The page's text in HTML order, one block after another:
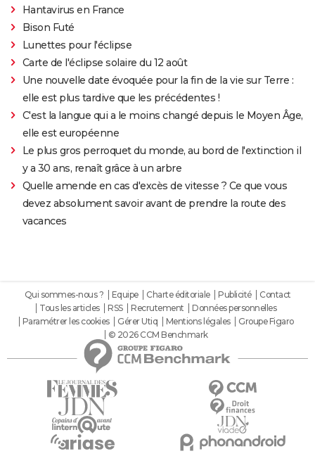
Hantavirus en France
Bison Futé
Lunettes pour l'éclipse
Carte de l'éclipse solaire du 12 août
Une nouvelle date évoquée pour la fin de la vie sur Terre :
elle est plus tardive que les précédentes !
C'est la langue qui a le moins changé depuis le Moyen Âge,
elle est européenne
Le plus gros perroquet du monde, au bord de l'extinction il
y a 30 ans, renaît grâce à un arbre
Quelle amende en cas d'excès de vitesse ? Ce que vous
devez absolument savoir avant de prendre la route des
vacances
Qui sommes-nous ? Equipe Charte éditoriale Publicité
Contact
Tous les articles
RSS Recrutement
Données personnelles
Paramétrer les cookies
Gérer Utiq Mentions légales
Groupe Figaro
© 2026 CCM Benchmark